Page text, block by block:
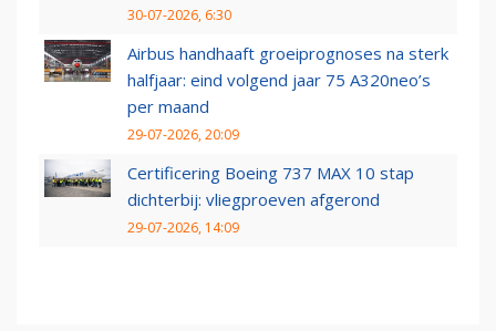
30-07-2026, 6:30
Airbus handhaaft groeiprognoses na sterk
halfjaar: eind volgend jaar 75 A320neo’s
per maand
29-07-2026, 20:09
Certificering Boeing 737 MAX 10 stap
dichterbij: vliegproeven afgerond
29-07-2026, 14:09